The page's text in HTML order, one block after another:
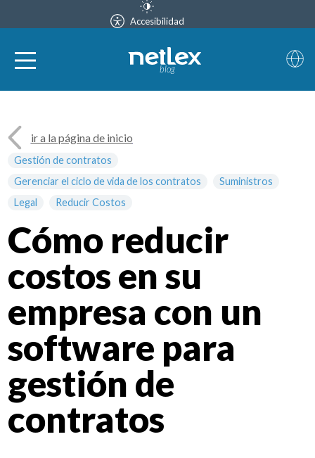
Accesibilidad
blog
Gestión de contratos
Gerenciar el ciclo de vida de los contratos
Suministros
Legal
Reducir Costos
ir a la página de inicio
Cómo reducir
costos en su
empresa con un
software para
gestión de
contratos